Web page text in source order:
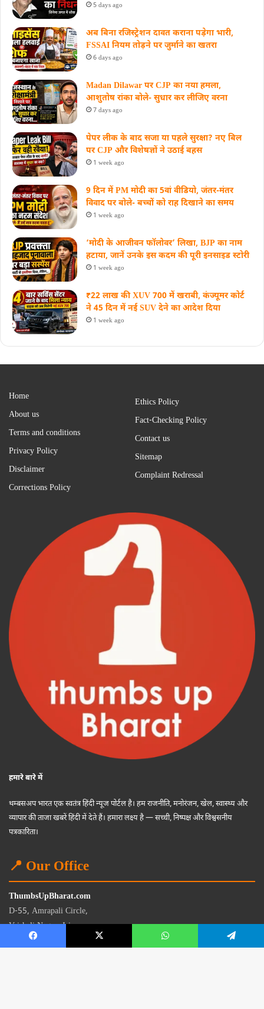
5 days ago
अब बिना रजिस्ट्रेशन दावत कराना पड़ेगा भारी,
FSSAI नियम तोड़ने पर जुर्माने का खतरा
6 days ago
Madan Dilawar पर CJP का नया हमला,
आशुतोष रांका बोले- सुधार कर लीजिए वरना
7 days ago
पेपर लीक के बाद सजा या पहले सुरक्षा? नए बिल
पर CJP और विशेषज्ञों ने उठाई बहस
1 week ago
9 दिन में PM मोदी का 5वां वीडियो, जंतर-मंतर
विवाद पर बोले- बच्चों को राह दिखाने का समय
1 week ago
‘मोदी के आजीवन फॉलोवर’ लिखा, BJP का नाम
हटाया, जानें उनके इस कदम की पूरी इनसाइड स्‍टोरी
1 week ago
₹22 लाख की XUV 700 में खराबी, कंज्यूमर कोर्ट
ने 45 दिन में नई SUV देने का आदेश दिया
1 week ago
Home
About us
Terms and conditions
Privacy Policy
Disclaimer
Corrections Policy
Ethics Policy
Fact-Checking Policy
Contact us
Sitemap
Complaint Redressal
हमारे बारे में
थम्बसअप भारत एक स्वतंत्र हिंदी न्यूज पोर्टल है। हम राजनीति, मनोरंजन, खेल, स्वास्थ्य और
व्यापार की ताजा खबरें हिंदी में देते हैं। हमारा लक्ष्य है — सच्ची, निष्पक्ष और विश्वसनीय
पत्रकारिता।
📍 Our Office
ThumbsUpBharat.com
D-55, Amrapali Circle,
Vaishali Nagar, Jaipur
Rajasthan - 302021